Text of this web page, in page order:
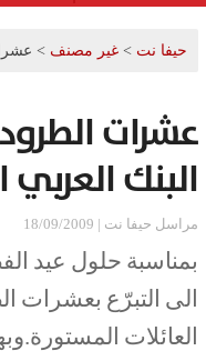
حيفا نت > غير مصنف >
عشرات
البنك العربي
مراسل حيفا نت | 18/09/2009
بمناسبة حلول عيد
الى التبرّع بعشرات
العائلات